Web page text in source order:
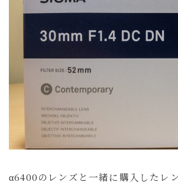
α6400のレンズと一緒に購入したレ